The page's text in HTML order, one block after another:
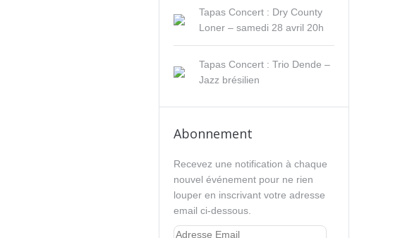
Tapas Concert : Dry County
Loner – samedi 28 avril 20h
Tapas Concert : Trio Dende –
Jazz brésilien
Abonnement
Recevez une notification à chaque
nouvel événement pour ne rien
louper en inscrivant votre adresse
email ci-dessous.